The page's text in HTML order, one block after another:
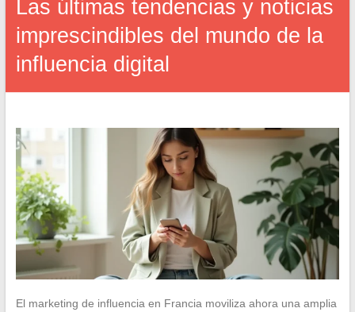
Las últimas tendencias y noticias
imprescindibles del mundo de la
influencia digital
El marketing de influencia en Francia moviliza ahora una amplia